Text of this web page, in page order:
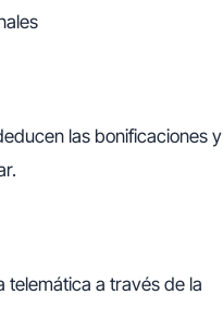
las bonificaciones y
telemática a través de la